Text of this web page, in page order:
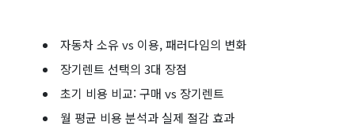
자동차 소유 vs 이용, 패러다임의 변화
장기렌트 선택의 3대 장점
초기 비용 비교: 구매 vs 장기렌트
월 평균 비용 분석과 실제 절감 효과